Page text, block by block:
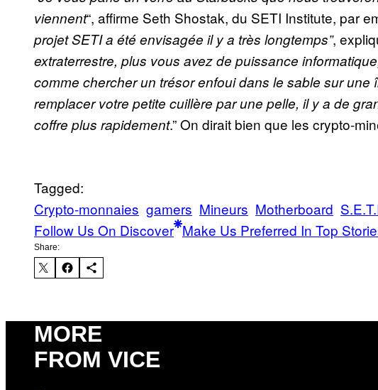
viennent“, affirme Seth Shostak, du SETI Institute, par
projet SETI a été envisagée il y a très longtemps”,
extraterrestre, plus vous avez de puissance
comme chercher un trésor enfoui dans le sable sur
remplacer votre petite cuillère par une pelle, il y a de
coffre plus rapidement.” On dirait bien que les crypto-
Tagged:
Crypto-monnaies gamers Mineurs Motherboard
Follow Us On Discover Make Us Preferred In Top
Share:
MORE
FROM VICE